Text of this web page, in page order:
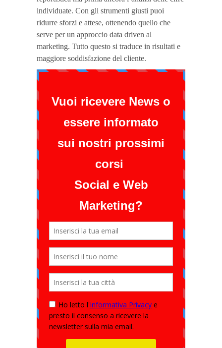
individuate. Con gli strumenti giusti puoi
ridurre sforzi e attese, ottenendo quello che
serve per un approccio data driven al
marketing. Tutto questo si traduce in risultati e
maggiore soddisfazione del cliente.